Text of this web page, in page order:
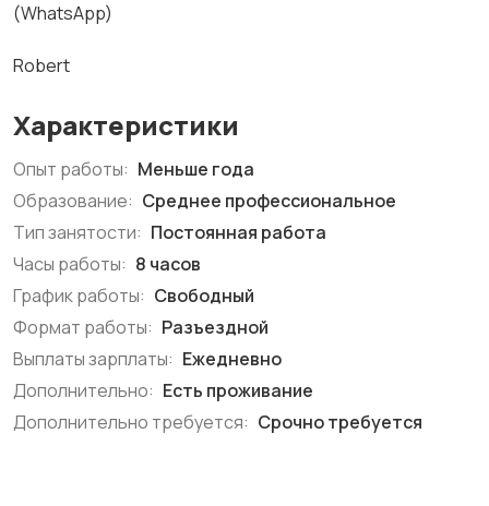
(WhatsApp)
Robert
Характеристики
Опыт работы: Меньше года
Образование: Среднее профессиональное
Тип занятости: Постоянная работа
Часы работы: 8 часов
График работы: Свободный
Формат работы: Разъездной
Выплаты зарплаты: Ежедневно
Дополнительно: Есть проживание
Дополнительно требуется: Срочно требуется